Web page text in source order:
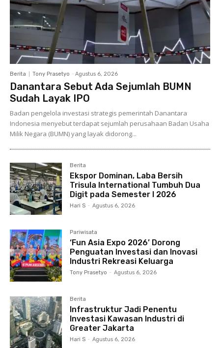
Berita Tony Prasetyo - Agustus 6, 2026
Danantara Sebut Ada Sejumlah BUMN
Sudah Layak IPO
Badan pengelola investasi strategis pemerintah Danantara
Indonesia menyebut terdapat sejumlah perusahaan Badan Usaha
Milik Negara (BUMN) yang layak didorong...
Berita
Ekspor Dominan, Laba Bersih
Trisula International Tumbuh Dua
Digit pada Semester I 2026
Hari S - Agustus 6, 2026
Pariwisata
‘Fun Asia Expo 2026’ Dorong
Penguatan Investasi dan Inovasi
Industri Rekreasi Keluarga
Tony Prasetyo - Agustus 6, 2026
Berita
Infrastruktur Jadi Penentu
Investasi Kawasan Industri di
Greater Jakarta
Hari S - Agustus 6, 2026